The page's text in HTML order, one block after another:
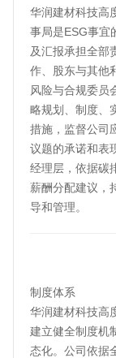
华润建材科技高
事局是ESG事宜
及汇报承担全部
作、股东与其他
风险与合规委员
略规划、制度、
措施，监督公司
议题的承诺和表
经理层，依据碳
薪酬分配建议，
导和管理。
制度体系
华润建材科技高
建立健全制度机
态化。公司依据